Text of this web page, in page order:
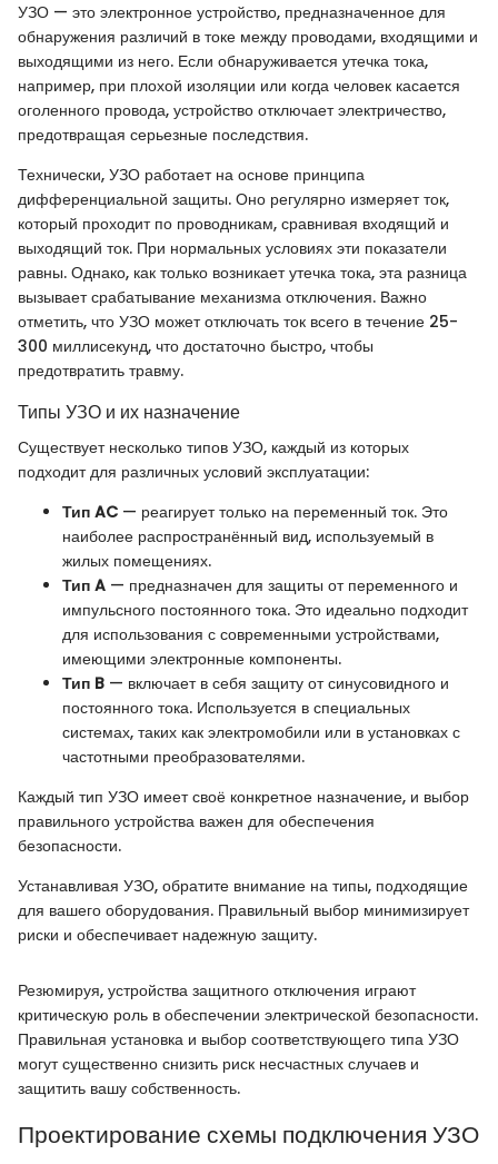
УЗО — это электронное устройство, предназначенное для
обнаружения различий в токе между проводами, входящими и
выходящими из него. Если обнаруживается утечка тока,
например, при плохой изоляции или когда человек касается
оголенного провода, устройство отключает электричество,
предотвращая серьезные последствия.
Технически, УЗО работает на основе принципа
дифференциальной защиты. Оно регулярно измеряет ток,
который проходит по проводникам, сравнивая входящий и
выходящий ток. При нормальных условиях эти показатели
равны. Однако, как только возникает утечка тока, эта разница
вызывает срабатывание механизма отключения. Важно
отметить, что УЗО может отключать ток всего в течение 25-
300 миллисекунд, что достаточно быстро, чтобы
предотвратить травму.
Типы УЗО и их назначение
Существует несколько типов УЗО, каждый из которых
подходит для различных условий эксплуатации:
Тип AC — реагирует только на переменный ток. Это
наиболее распространённый вид, используемый в
жилых помещениях.
Тип A — предназначен для защиты от переменного и
импульсного постоянного тока. Это идеально подходит
для использования с современными устройствами,
имеющими электронные компоненты.
Тип B — включает в себя защиту от синусовидного и
постоянного тока. Используется в специальных
системах, таких как электромобили или в установках с
частотными преобразователями.
Каждый тип УЗО имеет своё конкретное назначение, и выбор
правильного устройства важен для обеспечения
безопасности.
Устанавливая УЗО, обратите внимание на типы, подходящие
для вашего оборудования. Правильный выбор минимизирует
риски и обеспечивает надежную защиту.
Резюмируя, устройства защитного отключения играют
критическую роль в обеспечении электрической безопасности.
Правильная установка и выбор соответствующего типа УЗО
могут существенно снизить риск несчастных случаев и
защитить вашу собственность.
Проектирование схемы подключения УЗО